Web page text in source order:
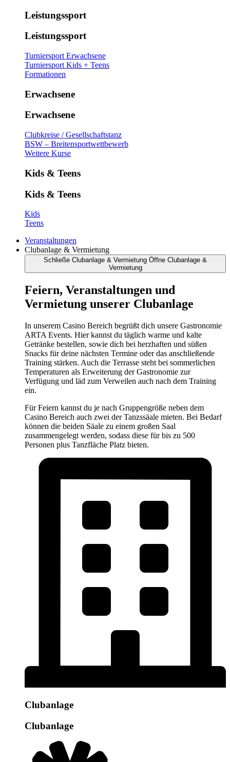
Leistungssport
Leistungssport
Turniersport Erwachsene
Turniersport Kids + Teens
Formationen
Erwachsene
Erwachsene
Clubkreise / Gesellschaftstanz
BSW – Breitensportwettbewerb
Weitere Kurse
Kids & Teens
Kids & Teens
Kids
Teens
Veranstaltungen
Clubanlage & Vermietung
Schließe Clubanlage & Vermietung Öffne Clubanlage &
Vermietung
Feiern, Veranstaltungen und
Vermietung unserer Clubanlage
In unserem Casino Bereich begrüßt dich unsere Gastronomie
ARTA Events. Hier kannst du täglich warme und kalte
Getränke bestellen, sowie dich bei herzhaften und süßen
Snacks für deine nächsten Termine oder das anschließende
Training stärken. Auch die Terrasse steht bei sommerlichen
Temperaturen als Erweiterung der Gastronomie zur
Verfügung und läd zum Verweilen auch nach dem Training
ein.
Für Feiern kannst du je nach Gruppengröße neben dem
Casino Bereich auch zwei der Tanzssäale mieten. Bei Bedarf
können die beiden Säale zu einem großen Saal
zusammengelegt werden, sodass diese für bis zu 500
Personen plus Tanzfläche Platz bieten.
Clubanlage
Clubanlage